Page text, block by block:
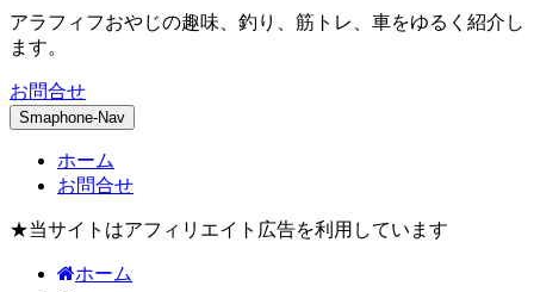
アラフィフおやじの趣味、釣り、筋トレ、車をゆるく紹介し
ます。
お問合せ
Smaphone-Nav
ホーム
お問合せ
★当サイトはアフィリエイト広告を利用しています
ホーム